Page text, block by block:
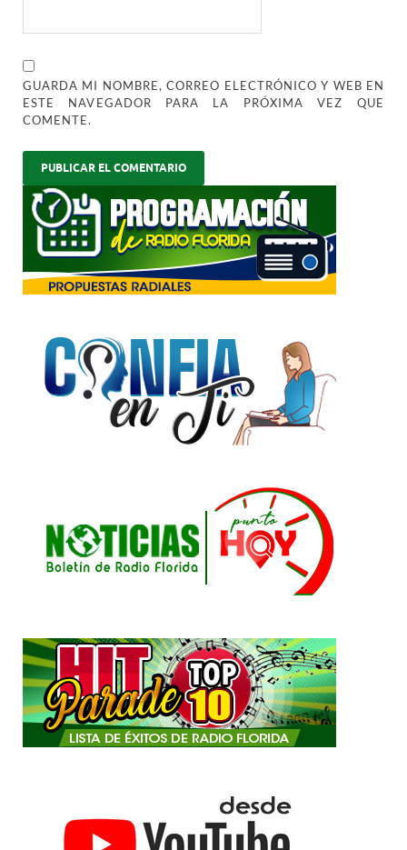
GUARDA MI NOMBRE, CORREO ELECTRÓNICO Y WEB EN
ESTE NAVEGADOR PARA LA PRÓXIMA VEZ QUE
COMENTE.